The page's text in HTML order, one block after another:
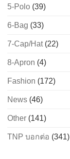
5-Polo (39)
6-Bag (33)
7-Cap/Hat(22)
8-Apron (4)
Fashion (172)
News (46)
Other (141)
TNP บอกต่อ (341)